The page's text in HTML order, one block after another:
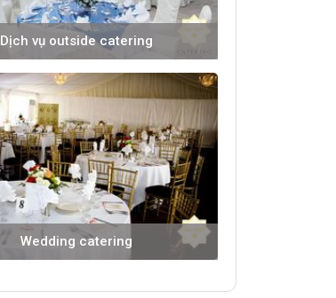
Dịch vụ outside catering
Wedding catering